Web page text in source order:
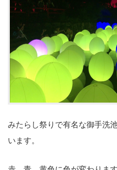
みたらし祭りで有名な御手洗
います。